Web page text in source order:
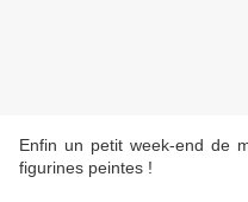
Enfin un petit week-end de
figurines peintes !